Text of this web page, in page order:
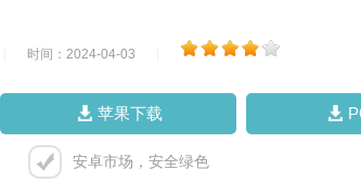
时间：2024-04-03
苹果下载
安卓市场，安全绿色